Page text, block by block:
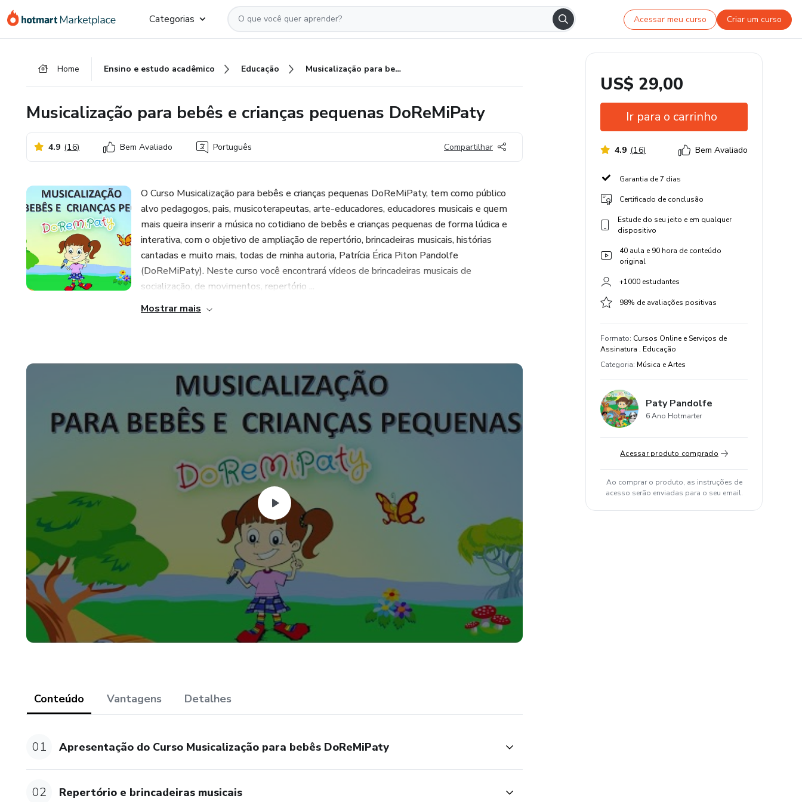
para
para
para
Categorias Acessar meu curso Criar um curso
Home Ensino e estudo acadêmico Educação Musicalização para bebês e crianças pequenas DoReMiPaty
Musicalização para bebês e crianças pequenas DoReMiPaty
4.9 (16) Bem Avaliado Português Compartilhar
O Curso Musicalização para bebês e crianças pequenas DoReMiPaty, tem como público
alvo pedagogos, pais, musicoterapeutas, arte-educadores, educadores musicais e quem
mais queira inserir a música no cotidiano de bebês e crianças pequenas de forma lúdica e
interativa, com o objetivo de ampliação de repertório, brincadeiras musicais, histórias
cantadas e muito mais, todas de minha autoria, Patrícia Érica Piton Pandolfe
(DoReMiPaty). Neste curso você encontrará vídeos de brincadeiras musicais de
socialização, de movimentos, repertório ...
Mostrar mais
Conteúdo Vantagens Detalhes
01 Apresentação do Curso Musicalização para bebês DoReMiPaty
02 Repertório e brincadeiras musicais
US$ 29,00
Ir para o carrinho
4.9 (16) Bem Avaliado
Garantia de 7 dias
Certificado de conclusão
Estude do seu jeito e em qualquer
dispositivo
40 aula e 90 hora de conteúdo
original
+1000 estudantes
98% de avaliações positivas
Formato: Cursos Online e Serviços de
Assinatura . Educação
Categoria: Música e Artes
Paty Pandolfe
6 Ano Hotmarter
Acessar produto comprado
Ao comprar o produto, as instruções de
acesso serão enviadas para o seu email.